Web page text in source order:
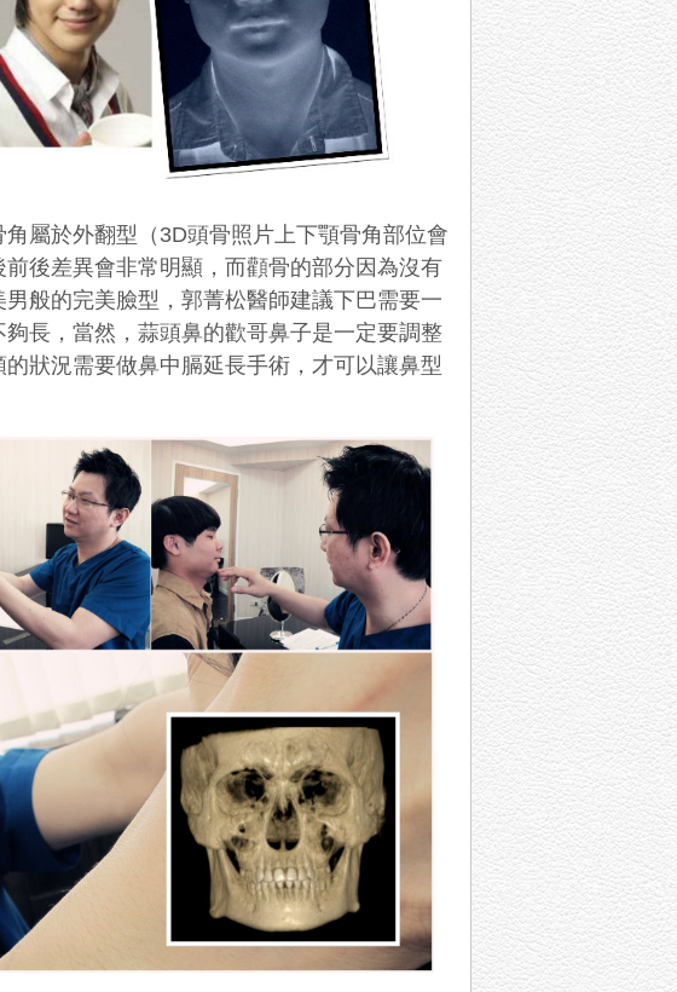
屬於外翻型（3D頭骨照片上下顎骨角部位會
後差異會非常明顯，而顴骨的部分因為沒有
般的完美臉型，郭菁松醫師建議下巴需要一
長，當然，蒜頭鼻的歡哥鼻子是一定要調整
狀況需要做鼻中膈延長手術，才可以讓鼻型